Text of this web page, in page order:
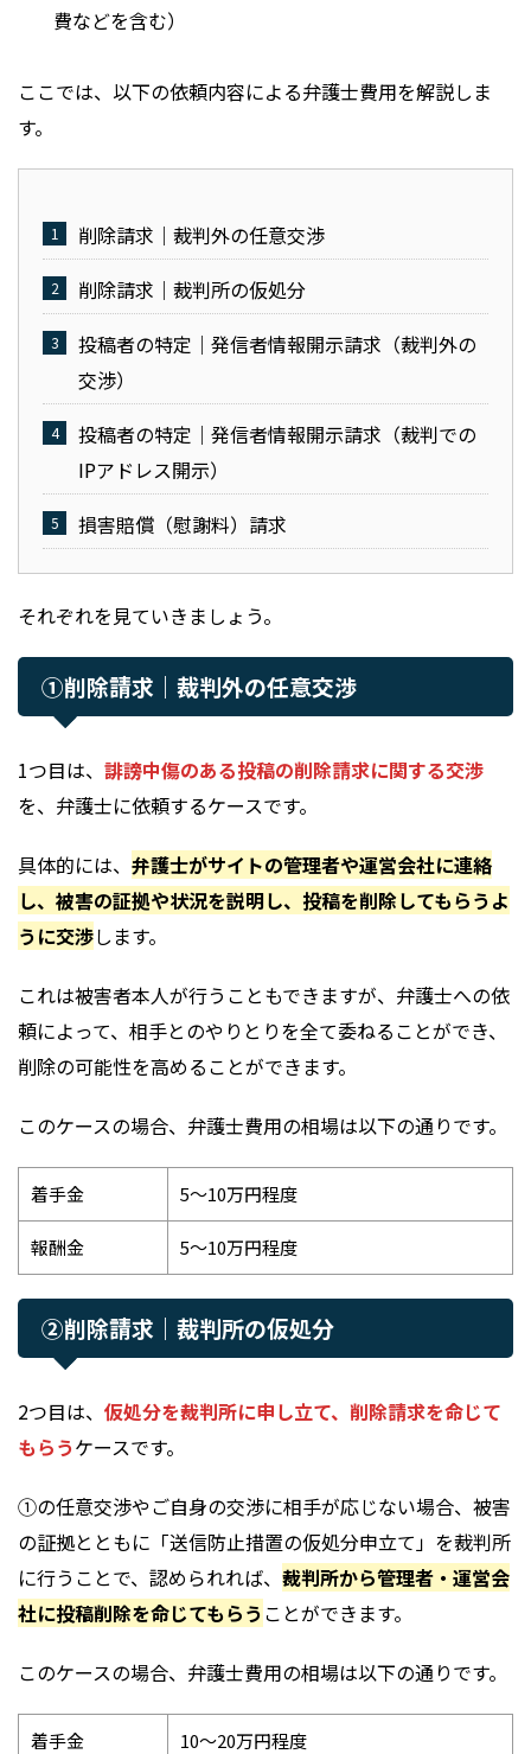
費などを含む）
ここでは、以下の依頼内容による弁護士費用を解説しま
す。
削除請求｜裁判外の任意交渉
削除請求｜裁判所の仮処分
投稿者の特定｜発信者情報開示請求（裁判外の
交渉）
投稿者の特定｜発信者情報開示請求（裁判での
IPアドレス開示）
損害賠償（慰謝料）請求
それぞれを見ていきましょう。
①削除請求｜裁判外の任意交渉
1つ目は、 誹謗中傷のある投稿の削除請求に関する交渉
を、弁護士に依頼するケースです。
具体的には、 弁護士がサイトの管理者や運営会社に連絡
し、被害の証拠や状況を説明し、投稿を削除してもらうよ
うに交渉します。
これは被害者本人が行うこともできますが、弁護士への依
頼によって、相手とのやりとりを全て委ねることができ、
削除の可能性を高めることができます。
このケースの場合、弁護士費用の相場は以下の通りです。
着手金 5～10万円程度
報酬金 5～10万円程度
②削除請求｜裁判所の仮処分
2つ目は、 仮処分を裁判所に申し立て、削除請求を命じて
もらうケースです。
①の任意交渉やご自身の交渉に相手が応じない場合、被害
の証拠とともに「送信防止措置の仮処分申立て」を裁判所
に行うことで、認められれば、 裁判所から管理者・運営会
社に投稿削除を命じてもらうことができます。
このケースの場合、弁護士費用の相場は以下の通りです。
着手金 10～20万円程度